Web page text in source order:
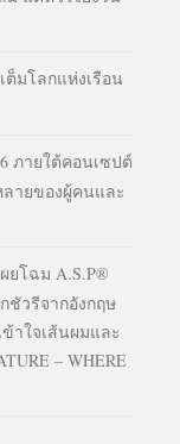
ต็มโลกแห่งเรือน
ภายใต้คอนเซปต์
ลายของผู้คนและ
ผยโฉม A.S.P®
ชัวรีจากอังกฤษ
าใจเส้นผมและ
– WHERE